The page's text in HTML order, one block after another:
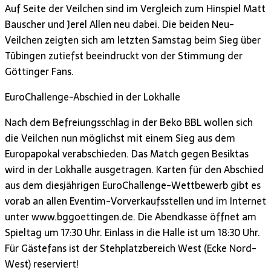
Auf Seite der Veilchen sind im Vergleich zum Hinspiel Matt
Bauscher und Jerel Allen neu dabei. Die beiden Neu-
Veilchen zeigten sich am letzten Samstag beim Sieg über
Tübingen zutiefst beeindruckt von der Stimmung der
Göttinger Fans.
EuroChallenge-Abschied in der Lokhalle
Nach dem Befreiungsschlag in der Beko BBL wollen sich
die Veilchen nun möglichst mit einem Sieg aus dem
Europapokal verabschieden. Das Match gegen Besiktas
wird in der Lokhalle ausgetragen. Karten für den Abschied
aus dem diesjährigen EuroChallenge-Wettbewerb gibt es
vorab an allen Eventim-Vorverkaufsstellen und im Internet
unter www.bggoettingen.de. Die Abendkasse öffnet am
Spieltag um 17:30 Uhr. Einlass in die Halle ist um 18:30 Uhr.
Für Gästefans ist der Stehplatzbereich West (Ecke Nord-
West) reserviert!